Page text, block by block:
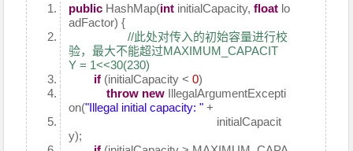
public HashMap(int initialCapacity,float lo
adFactor) {
//此处对传入的初始容量进行校
验，最大不能超过MAXIMUM_CAPACIT
Y = 1<<30(230)
if (initialCapacity <0)
throw new IllegalArgumentExcepti
on("Illegal initial capacity: " +
initialCapacit
y);